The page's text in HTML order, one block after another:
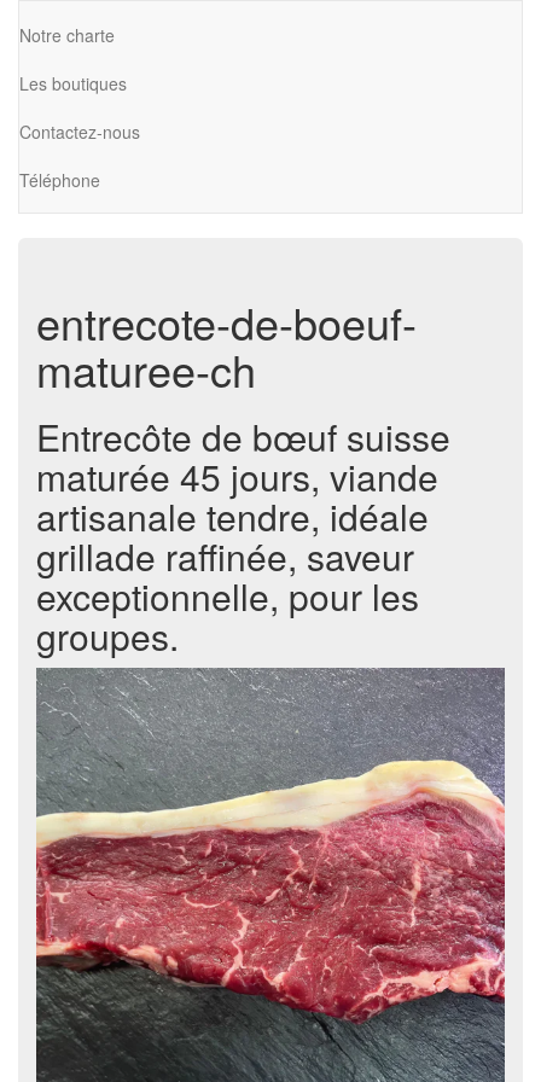
Notre charte
Les boutiques
Contactez-nous
Téléphone
entrecote-de-boeuf-
maturee-ch
Entrecôte de bœuf suisse
maturée 45 jours, viande
artisanale tendre, idéale
grillade raffinée, saveur
exceptionnelle, pour les
groupes.